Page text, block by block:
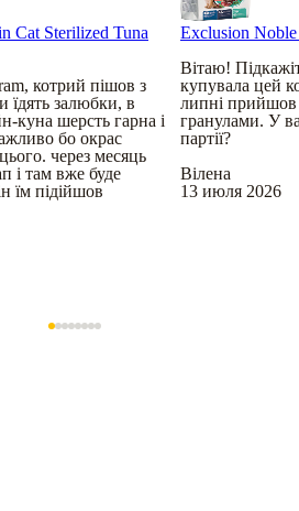
Cat Sterilized Tuna
котрий пішов з
їдять залюбки, в
куна шерсть гарна і
бо окрас
через месяць
і там вже буде
їм підійшов
Exclusion
Вітаю!
купувала цей
липні
гранулами. У
партії?
Вілена
13 июля 2026